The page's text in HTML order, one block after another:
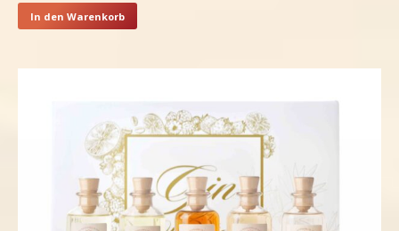
In den Warenkorb